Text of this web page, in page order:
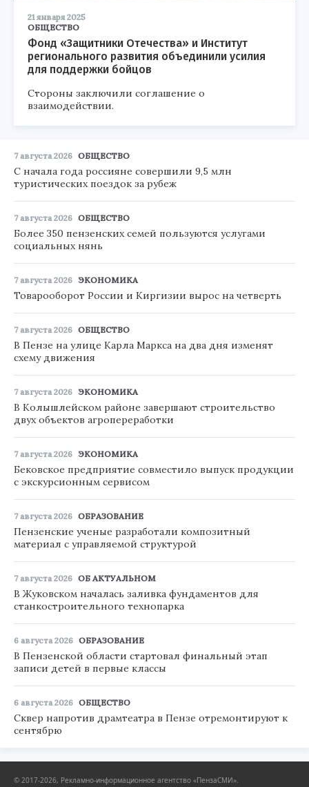
21 января 2025
ОБЩЕСТВО
Фонд «Защитники Отечества» и Институт
регионального развития объединили усилия
для поддержки бойцов
Стороны заключили соглашение о
взаимодействии.
7 августа 2026 ОБЩЕСТВО
С начала года россияне совершили 9,5 млн
туристических поездок за рубеж
7 августа 2026 ОБЩЕСТВО
Более 350 пензенских семей пользуются услугами
социальных нянь
7 августа 2026 ЭКОНОМИКА
Товарооборот России и Киргизии вырос на четверть
7 августа 2026 ОБЩЕСТВО
В Пензе на улице Карла Маркса на два дня изменят
схему движения
7 августа 2026 ЭКОНОМИКА
В Колышлейском районе завершают строительство
двух объектов агропереработки
7 августа 2026 ЭКОНОМИКА
Бековское предприятие совместило выпуск продукции
с экскурсионным сервисом
7 августа 2026 ОБРАЗОВАНИЕ
Пензенские ученые разработали композитный
материал с управляемой структурой
7 августа 2026 ОБ АКТУАЛЬНОМ
В Жуковском началась заливка фундаментов для
станкостроительного технопарка
6 августа 2026 ОБРАЗОВАНИЕ
В Пензенской области стартовал финальный этап
записи детей в первые классы
6 августа 2026 ОБЩЕСТВО
Сквер напротив драмтеатра в Пензе отремонтируют к
сентябрю
© 2017-2026, Рекламно-информационное агентство «ПензаСМИ».